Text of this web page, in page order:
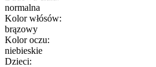
normalna
Kolor włósów:
brązowy
Kolor oczu:
niebieskie
Dzieci: